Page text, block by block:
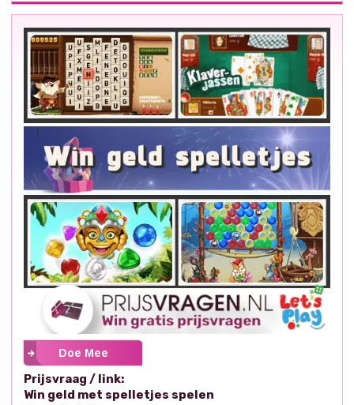
Doe Mee
Prijsvraag / link:
Win geld met spelletjes spelen